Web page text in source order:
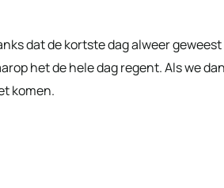
dat de kortste dag alweer geweest
het de hele dag regent. Als we dan
komen.